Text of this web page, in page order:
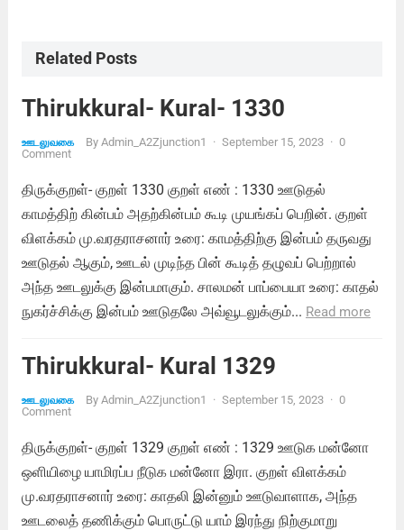
Related Posts
Thirukkural- Kural- 1330
ஊடலுவகை By Admin_A2Zjunction1 · September 15, 2023 · 0
Comment
திருக்குறள்- குறள் 1330 குறள் எண் : 1330 ஊடுதல்
காமத்திற் கின்பம் அதற்கின்பம் கூடி முயங்கப் பெறின். குறள்
விளக்கம் மு.வரதராசனார் உரை: காமத்திற்கு இன்பம் தருவது
ஊடுதல் ஆகும், ஊடல் முடிந்த பின் கூடித் தழுவப் பெற்றால்
அந்த ஊடலுக்கு இன்பமாகும். சாலமன் பாப்பையா உரை: காதல்
நுகர்ச்சிக்கு இன்பம் ஊடுதலே அவ்வூடலுக்கும்... Read more
Thirukkural- Kural 1329
ஊடலுவகை By Admin_A2Zjunction1 · September 15, 2023 · 0
Comment
திருக்குறள்- குறள் 1329 குறள் எண் : 1329 ஊடுக மன்னோ
ஒளியிழை யாமிரப்ப நீடுக மன்னோ இரா. குறள் விளக்கம்
மு.வரதராசனார் உரை: காதலி இன்னும் ஊடுவாளாக, அந்த
ஊடலைத் தணிக்கும் பொருட்டு யாம் இரந்து நிற்குமாறு